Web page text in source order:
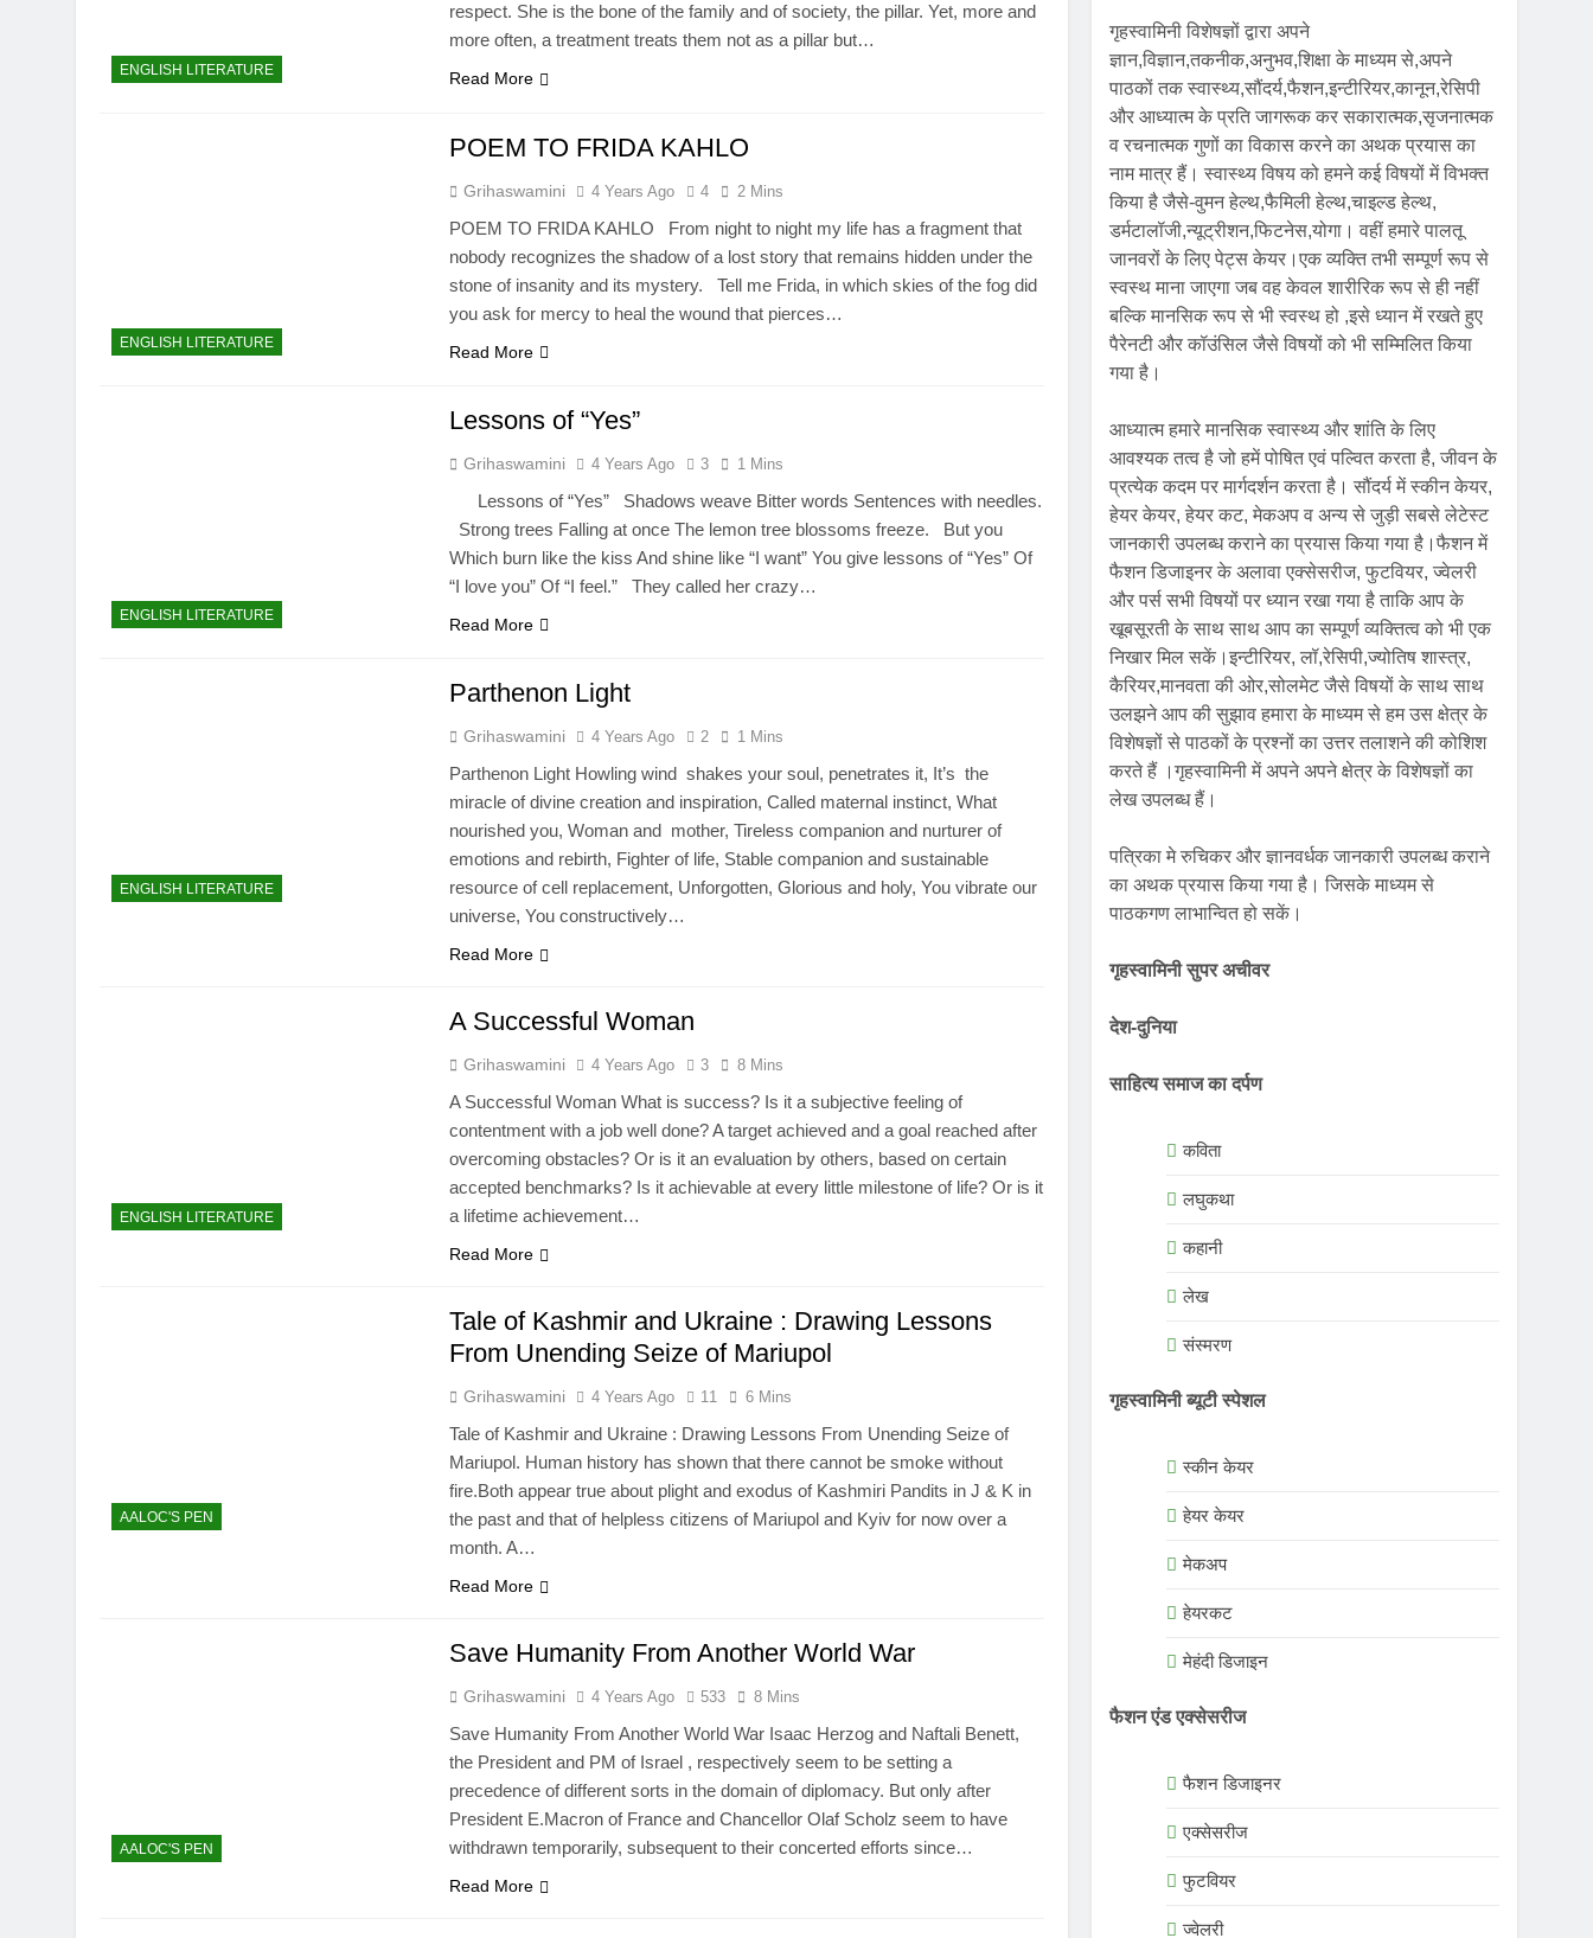
ENGLISH LITERATURE
respect. She is the bone of the family and of society, the pillar. Yet, more and
more often, a treatment treats them not as a pillar but…
Read More
ENGLISH LITERATURE
POEM TO FRIDA KAHLO
Grihaswamini 4 Years Ago 4 2 Mins
POEM TO FRIDA KAHLO From night to night my life has a fragment that
nobody recognizes the shadow of a lost story that remains hidden under the
stone of insanity and its mystery. Tell me Frida, in which skies of the fog did
you ask for mercy to heal the wound that pierces…
Read More
ENGLISH LITERATURE
Lessons of “Yes”
Grihaswamini 4 Years Ago 3 1 Mins
Lessons of “Yes” Shadows weave Bitter words Sentences with needles.
Strong trees Falling at once The lemon tree blossoms freeze. Βut you
Which burn like the kiss And shine like “I want” You give lessons of “Yes” Of
“I love you” Of “I feel.” They called her crazy…
Read More
ENGLISH LITERATURE
Parthenon Light
Grihaswamini 4 Years Ago 2 1 Mins
Parthenon Light Ηowling wind shakes your soul, penetrates it, It’s the
miracle of divine creation and inspiration, Called maternal instinct, What
nourished you, Woman and mother, Tireless companion and nurturer of
emotions and rebirth, Fighter of life, Stable companion and sustainable
resource of cell replacement, Unforgotten, Glorious and holy, You vibrate our
universe, You constructively…
Read More
ENGLISH LITERATURE
A Successful Woman
Grihaswamini 4 Years Ago 3 8 Mins
A Successful Woman What is success? Is it a subjective feeling of
contentment with a job well done? A target achieved and a goal reached after
overcoming obstacles? Or is it an evaluation by others, based on certain
accepted benchmarks? Is it achievable at every little milestone of life? Or is it
a lifetime achievement…
Read More
AALOC'S PEN
Tale of Kashmir and Ukraine : Drawing Lessons
From Unending Seize of Mariupol
Grihaswamini 4 Years Ago 11 6 Mins
Tale of Kashmir and Ukraine : Drawing Lessons From Unending Seize of
Mariupol. Human history has shown that there cannot be smoke without
fire.Both appear true about plight and exodus of Kashmiri Pandits in J & K in
the past and that of helpless citizens of Mariupol and Kyiv for now over a
month. A…
Read More
AALOC'S PEN
Save Humanity From Another World War
Grihaswamini 4 Years Ago 533 8 Mins
Save Humanity From Another World War Isaac Herzog and Naftali Benett,
the President and PM of Israel , respectively seem to be setting a
precedence of different sorts in the domain of diplomacy. But only after
President E.Macron of France and Chancellor Olaf Scholz seem to have
withdrawn temporarily, subsequent to their concerted efforts since…
Read More
गृहस्वामिनी विशेषज्ञों द्वारा अपने
ज्ञान,विज्ञान,तकनीक,अनुभव,शिक्षा के माध्यम से,अपने
पाठकों तक स्वास्थ्य,सौंदर्य,फैशन,इन्टीरियर,कानून,रेसिपी
और आध्यात्म के प्रति जागरूक कर सकारात्मक,सृजनात्मक
व रचनात्मक गुणों का विकास करने का अथक प्रयास का
नाम मात्र हैं। स्वास्थ्य विषय को हमने कई विषयों में विभक्त
किया है जैसे-वुमन हेल्थ,फैमिली हेल्थ,चाइल्ड हेल्थ,
डर्मटालॉजी,न्यूट्रीशन,फिटनेस,योगा। वहीं हमारे पालतू
जानवरों के लिए पेट्स केयर।एक व्यक्ति तभी सम्पूर्ण रूप से
स्वस्थ माना जाएगा जब वह केवल शारीरिक रूप से ही नहीं
बल्कि मानसिक रूप से भी स्वस्थ हो ,इसे ध्यान में रखते हुए
पैरेनटी और कॉउंसिल जैसे विषयों को भी सम्मिलित किया
गया है।
आध्यात्म हमारे मानसिक स्वास्थ्य और शांति के लिए
आवश्यक तत्व है जो हमें पोषित एवं पल्वित करता है, जीवन के
प्रत्येक कदम पर मार्गदर्शन करता है। सौंदर्य में स्कीन केयर,
हेयर केयर, हेयर कट, मेकअप व अन्य से जुड़ी सबसे लेटेस्ट
जानकारी उपलब्ध कराने का प्रयास किया गया है।फैशन में
फैशन डिजाइनर के अलावा एक्सेसरीज, फुटवियर, ज्वेलरी
और पर्स सभी विषयों पर ध्यान रखा गया है ताकि आप के
खूबसूरती के साथ साथ आप का सम्पूर्ण व्यक्तित्व को भी एक
निखार मिल सकें।इन्टीरियर, लॉ,रेसिपी,ज्योतिष शास्त्र,
कैरियर,मानवता की ओर,सोलमेट जैसे विषयों के साथ साथ
उलझने आप की सुझाव हमारा के माध्यम से हम उस क्षेत्र के
विशेषज्ञों से पाठकों के प्रश्नों का उत्तर तलाशने की कोशिश
करते हैं ।गृहस्वामिनी में अपने अपने क्षेत्र के विशेषज्ञों का
लेख उपलब्ध हैं।
पत्रिका मे रुचिकर और ज्ञानवर्धक जानकारी उपलब्ध कराने
का अथक प्रयास किया गया है। जिसके माध्यम से
पाठकगण लाभान्वित हो सकें।
गृहस्वामिनी सुपर अचीवर
देश-दुनिया
साहित्य समाज का दर्पण
कविता
लघुकथा
कहानी
लेख
संस्मरण
गृहस्वामिनी ब्यूटी स्पेशल
स्कीन केयर
हेयर केयर
मेकअप
हेयरकट
मेहंदी डिजाइन
फैशन एंड एक्सेसरीज
फैशन डिजाइनर
एक्सेसरीज
फुटवियर
ज्वेलरी